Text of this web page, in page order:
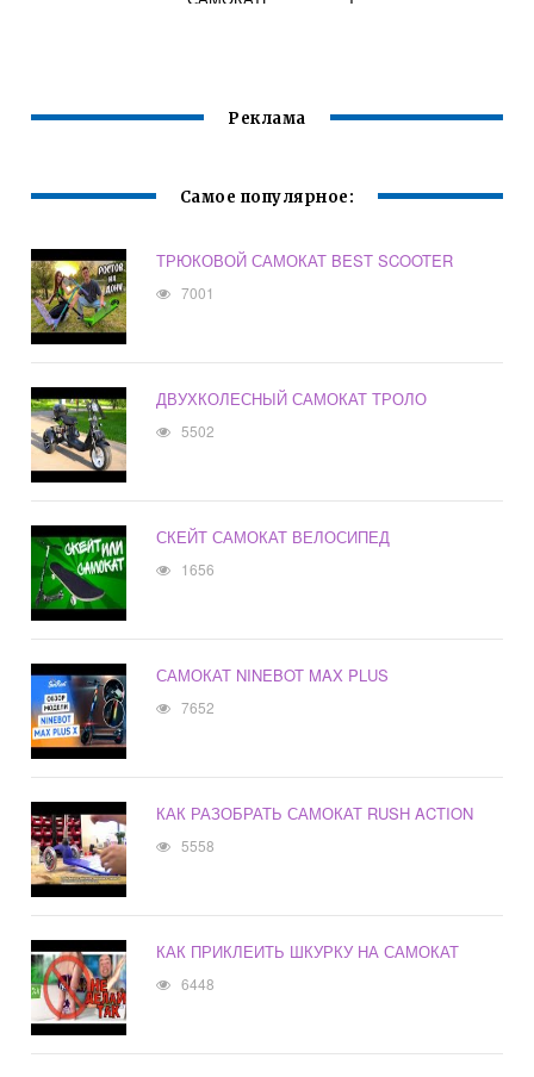
Реклама
Самое популярное:
ТРЮКОВОЙ САМОКАТ BEST SCOOTER
7001
ДВУХКОЛЕСНЫЙ САМОКАТ ТРОЛО
5502
СКЕЙТ САМОКАТ ВЕЛОСИПЕД
1656
САМОКАТ NINEBOT MAX PLUS
7652
КАК РАЗОБРАТЬ САМОКАТ RUSH ACTION
5558
КАК ПРИКЛЕИТЬ ШКУРКУ НА САМОКАТ
6448